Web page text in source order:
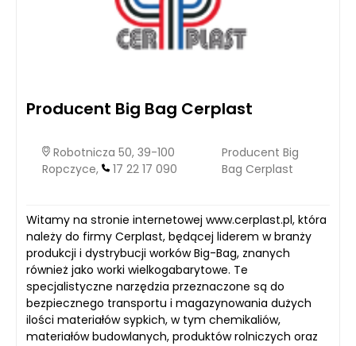
Producent Big Bag Cerplast
Robotnicza 50, 39-100
Ropczyce,
17 22 17 090
Producent Big
Bag Cerplast
Witamy na stronie internetowej www.cerplast.pl, która
należy do firmy Cerplast, będącej liderem w branży
produkcji i dystrybucji worków Big-Bag, znanych
również jako worki wielkogabarytowe. Te
specjalistyczne narzędzia przeznaczone są do
bezpiecznego transportu i magazynowania dużych
ilości materiałów sypkich, w tym chemikaliów,
materiałów budowlanych, produktów rolniczych oraz